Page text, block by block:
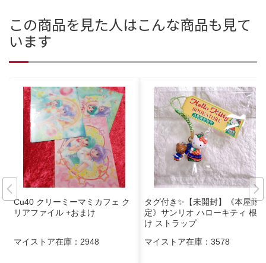
この商品を見た人はこんな商品も見て
います
Cu40 クリーミーマミカフェ ク
リアファイル +おまけ
マイストア在庫： 2948
タグ付き✨【未開封】《本屋限
定》サンリオ ハローキティ 根付
け ストラップ
マイストア在庫： 3578